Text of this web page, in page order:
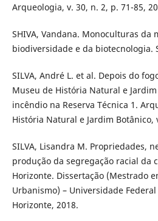
Arqueologia, v. 30, n. 2, p. 71-85,
SHIVA, Vandana. Monoculturas da
biodiversidade e da biotecnologia.
SILVA, André L. et al. Depois do
Museu de História Natural e
incêndio na Reserva Técnica 1.
História Natural e Jardim Botânico,
SILVA, Lisandra M. Propriedades,
produção da segregação racial da
Horizonte. Dissertação (Mestrado
Urbanismo) – Universidade
Horizonte, 2018.